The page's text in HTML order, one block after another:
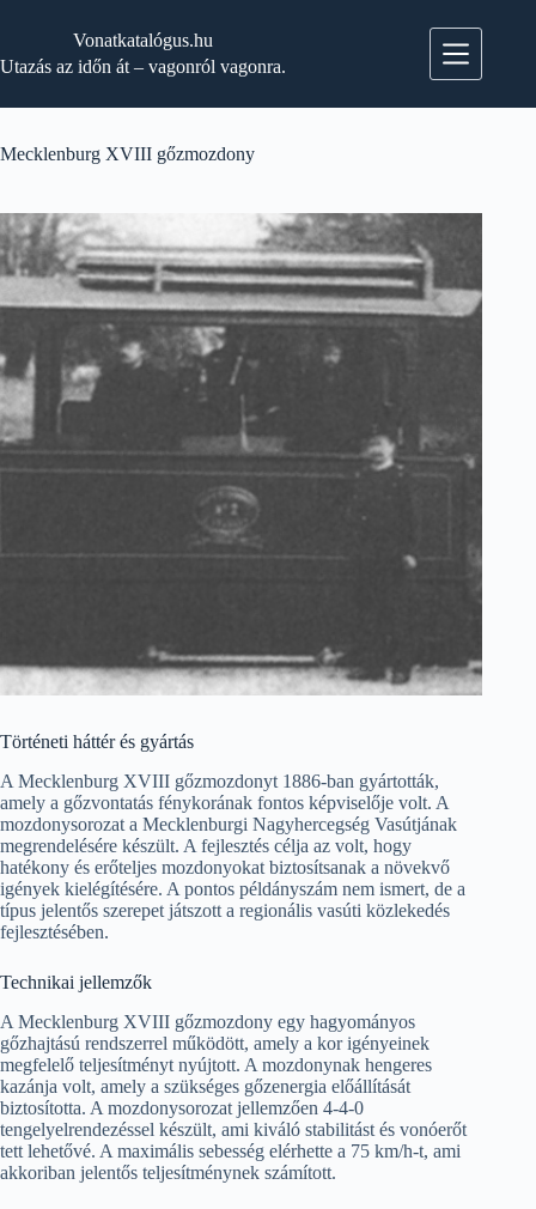
Vonatkatalógus.hu
Utazás az időn át – vagonról vagonra.
Mecklenburg XVIII gőzmozdony
Történeti háttér és gyártás
A Mecklenburg XVIII gőzmozdonyt 1886-ban gyártották,
amely a gőzvontatás fénykorának fontos képviselője volt. A
mozdonysorozat a Mecklenburgi Nagyhercegség Vasútjának
megrendelésére készült. A fejlesztés célja az volt, hogy
hatékony és erőteljes mozdonyokat biztosítsanak a növekvő
igények kielégítésére. A pontos példányszám nem ismert, de a
típus jelentős szerepet játszott a regionális vasúti közlekedés
fejlesztésében.
Technikai jellemzők
A Mecklenburg XVIII gőzmozdony egy hagyományos
gőzhajtású rendszerrel működött, amely a kor igényeinek
megfelelő teljesítményt nyújtott. A mozdonynak hengeres
kazánja volt, amely a szükséges gőzenergia előállítását
biztosította. A mozdonysorozat jellemzően 4-4-0
tengelyelrendezéssel készült, ami kiváló stabilitást és vonóerőt
tett lehetővé. A maximális sebesség elérhette a 75 km/h-t, ami
akkoriban jelentős teljesítménynek számított.